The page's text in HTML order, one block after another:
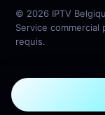
© 2026 IPTV
Service
requis.